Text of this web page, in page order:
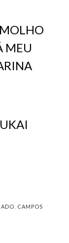
MEU
CAMPOS